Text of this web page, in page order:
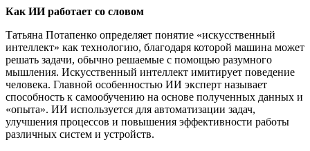
Как ИИ работает со словом
Татьяна Потапенко определяет понятие «искусственный
интеллект» как технологию, благодаря которой машина может
решать задачи, обычно решаемые с помощью разумного
мышления. Искусственный интеллект имитирует поведение
человека. Главной особенностью ИИ эксперт называет
способность к самообучению на основе полученных данных и
«опыта». ИИ используется для автоматизации задач,
улучшения процессов и повышения эффективности работы
различных систем и устройств.